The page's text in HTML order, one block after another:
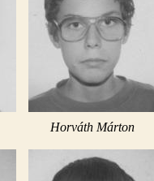
Horváth Márton